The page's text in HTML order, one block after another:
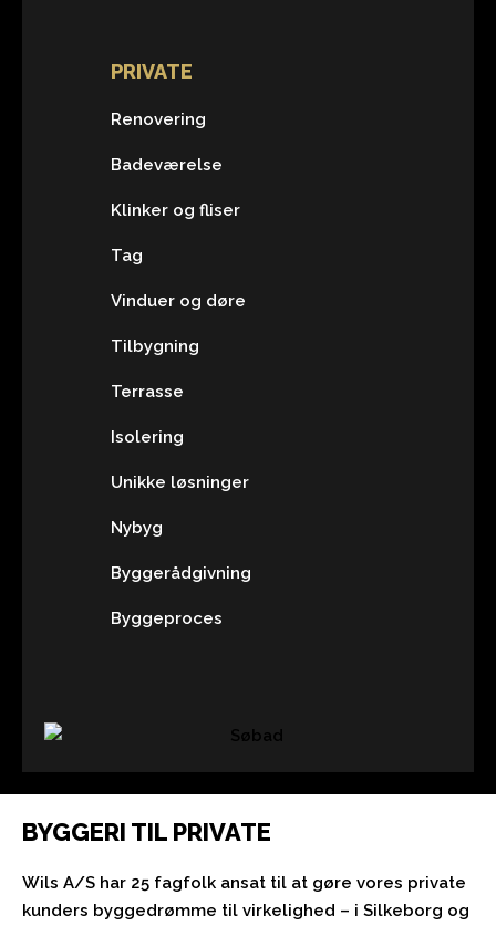
PRIVATE
Renovering
Badeværelse
Klinker og fliser
Tag
Vinduer og døre
Tilbygning
Terrasse
Isolering
Unikke løsninger
Nybyg
Byggerådgivning
Byggeproces
BYGGERI TIL PRIVATE
Wils A/S har 25 fagfolk ansat til at gøre vores private
kunders byggedrømme til virkelighed – i Silkeborg og